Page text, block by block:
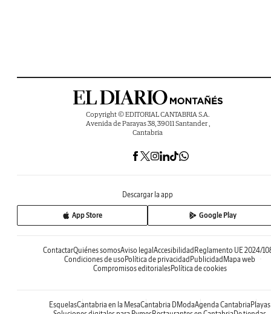
Copyright © EDITORIAL CANTABRIA S.A.
Avenida de Parayas 38, 39011 Santander ,
Cantabria
Descargar la app
App Store Google Play
ContactarQuiénes somosAviso legalAccesibilidadReglamento UE 2024/
Condiciones de usoPolítica de privacidadPublicidadMapa web
Compromisos editorialesPolítica de cookies
EsquelasCantabria en la MesaCantabria DModaAgenda CantabriaPlayas